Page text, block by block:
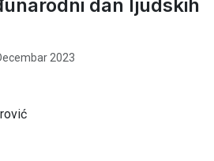
dan ljudskih
2023